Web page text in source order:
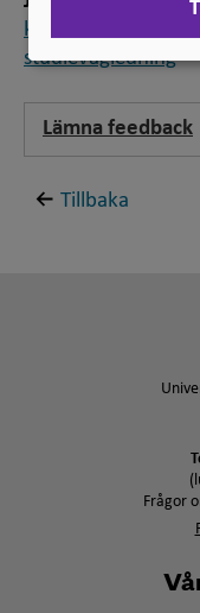
karriärvägledare
studievägledning
Lämna feedback
Tillbaka
Frågor